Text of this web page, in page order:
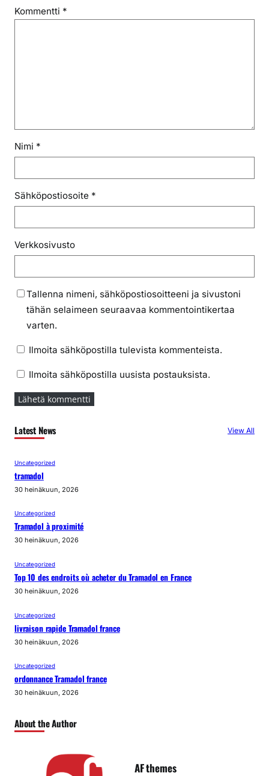
Kommentti *
Nimi *
Sähköpostiosoite *
Verkkosivusto
Tallenna nimeni, sähköpostiosoitteeni ja sivustoni
tähän selaimeen seuraavaa kommentointikertaa
varten.
Ilmoita sähköpostilla tulevista kommenteista.
Ilmoita sähköpostilla uusista postauksista.
Latest News View All
Uncategorized
tramadol
30 heinäkuun, 2026
Uncategorized
Tramadol à proximité
30 heinäkuun, 2026
Uncategorized
Top 10 des endroits où acheter du Tramadol en France
30 heinäkuun, 2026
Uncategorized
livraison rapide Tramadol france
30 heinäkuun, 2026
Uncategorized
ordonnance Tramadol france
30 heinäkuun, 2026
About the Author
AF themes